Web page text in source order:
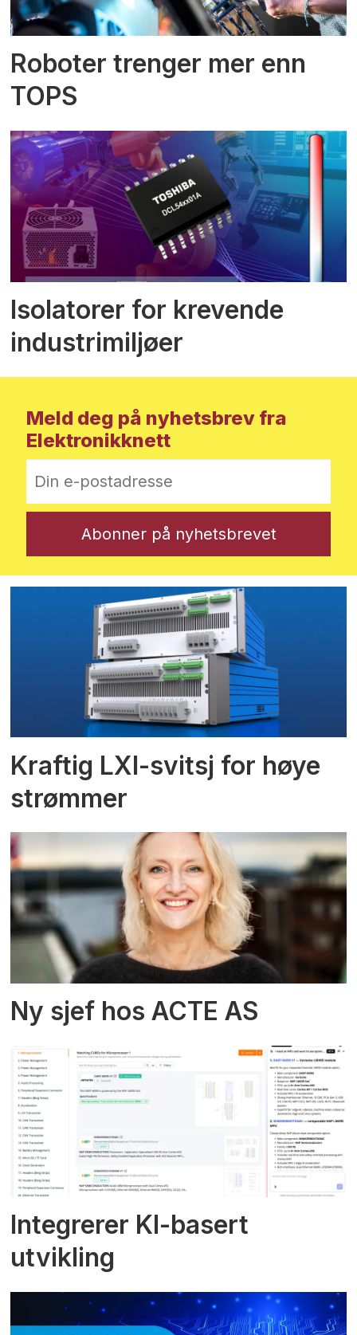
Roboter trenger mer enn
TOPS
Isolatorer for krevende
industrimiljøer
Meld deg på nyhetsbrev fra
Elektronikknett
Kraftig LXI-svitsj for høye
strømmer
Ny sjef hos ACTE AS
Integrerer KI-basert
utvikling